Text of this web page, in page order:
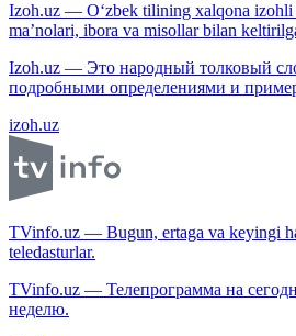
Izoh.uz — O‘zbek tilining xalqona izohli
ma’nolari, ibora va misollar bilan
Izoh.uz — Это народный толковый
подробными определениями и
izoh.uz
TVinfo.uz — Bugun, ertaga va keyingi
teledasturlar.
TVinfo.uz — Телепрограмма на
неделю.